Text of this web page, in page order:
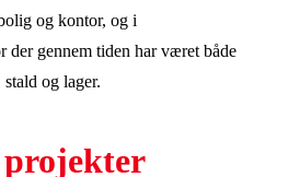
og kontor, og i
der gennem tiden har været både
og lager.
projekter